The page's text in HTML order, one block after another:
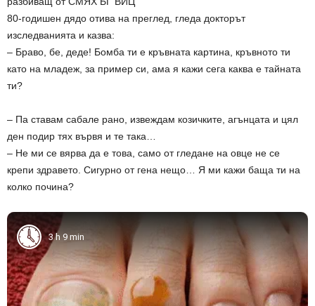
80-годишен дядо oтива на преглед, гледа докторът
изследванията и казва:
– Браво, бе, деде! Бомба ти е кръвната картина, кръвното ти
като на младеж, за пример си, ама я кажи сега каква е тайната
ти?
– Па ставам сабале рано, извеждам козичките, агънцата и цял
ден подир тях вървя и те така…
– Не ми се вярва да е това, само от гледане на овце не се
крепи здравето. Сигурно от гена нещо… Я ми кажи баща ти на
колко почина?
3 h 9 min